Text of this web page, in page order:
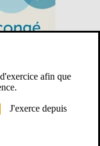
afin que
J'exerce depuis